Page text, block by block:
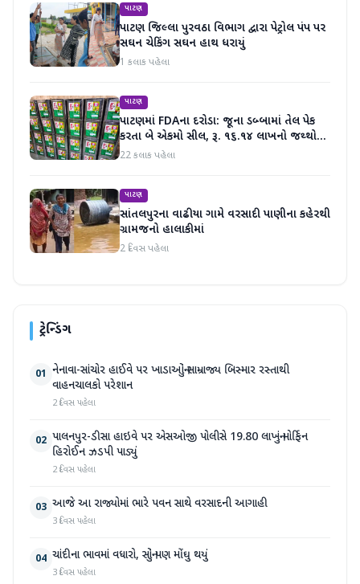
પાટણ
પાટણ જિલ્લા પુરવઠા વિભાગ દ્વારા પેટ્રોલ પંપ પર
સઘન ચેકિંગ સઘન હાથ ધરાયું
1 કલાક પહેલા
પાટણ
પાટણમાં FDAના દરોડા: જૂના ડબ્બામાં તેલ પેક
કરતા બે એકમો સીલ, રૂ. ૧૬.૧૪ લાખનો જથ્થો
જપ્ત
22 કલાક પહેલા
પાટણ
સાંતલપુરના વાઢીયા ગામે વરસાદી પાણીના કહેરથી
ગ્રામજનો હાલાકીમાં
2 દિવસ પહેલા
ટ્રેન્ડિંગ
01 નેનાવા-સાંચોર હાઈવે પર ખાડાઓનું સામ્રાજ્ય બિસ્માર રસ્તાથી
વાહનચાલકો પરેશાન
2 દિવસ પહેલા
02 પાલનપુર-ડીસા હાઇવે પર એસઓજી પોલીસે 19.80 લાખનું મોર્ફિન
હિરોઈન ઝડપી પાડ્યું
2 દિવસ પહેલા
03 આજે આ રાજ્યોમાં ભારે પવન સાથે વરસાદની આગાહી
3 દિવસ પહેલા
04 ચાંદીના ભાવમાં વધારો, સોનું પણ મોંઘુ થયું
3 દિવસ પહેલા